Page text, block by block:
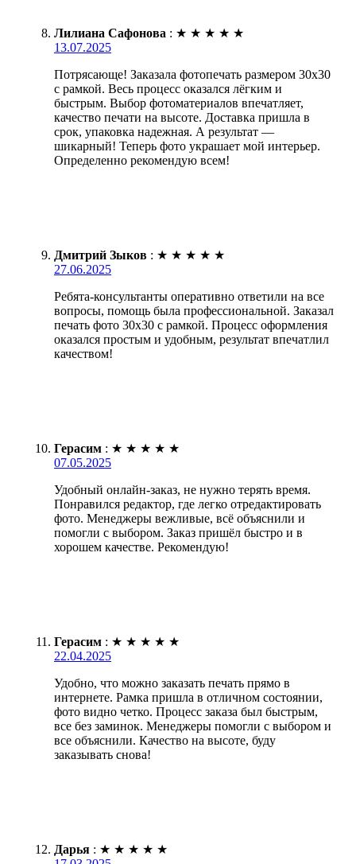
Лилиана Сафонова : ★ ★ ★ ★ ★
13.07.2025
Потрясающе! Заказала фотопечать размером 30х30
с рамкой. Весь процесс оказался лёгким и
быстрым. Выбор фотоматериалов впечатляет,
качество печати на высоте. Доставка пришла в
срок, упаковка надежная. А результат —
шикарный! Теперь фото украшает мой интерьер.
Определенно рекомендую всем!
Дмитрий Зыков : ★ ★ ★ ★ ★
27.06.2025
Ребята-консультанты оперативно ответили на все
вопросы, помощь была профессиональной. Заказал
печать фото 30х30 с рамкой. Процесс оформления
оказался простым и удобным, результат впечатлил
качеством!
Герасим : ★ ★ ★ ★ ★
07.05.2025
Удобный онлайн-заказ, не нужно терять время.
Понравился редактор, где легко отредактировать
фото. Менеджеры вежливые, всё объяснили и
помогли с выбором. Заказ пришёл быстро и в
хорошем качестве. Рекомендую!
Герасим : ★ ★ ★ ★ ★
22.04.2025
Удобно, что можно заказать печать прямо в
интернете. Рамка пришла в отличном состоянии,
фото видно четко. Процесс заказа был быстрым,
все без заминок. Менеджеры помогли с выбором и
все объяснили. Качество на высоте, буду
заказывать снова!
Дарья : ★ ★ ★ ★ ★